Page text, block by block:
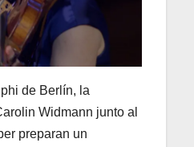
de Berlín, la
Widmann junto al
preparan un